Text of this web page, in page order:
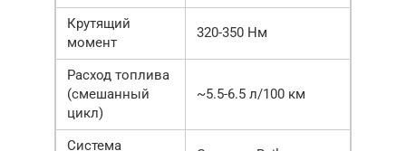
Крутящий
момент
320-350 Нм
Расход топлива
(смешанный
цикл)
~5.5-6.5 л/100 км
Система